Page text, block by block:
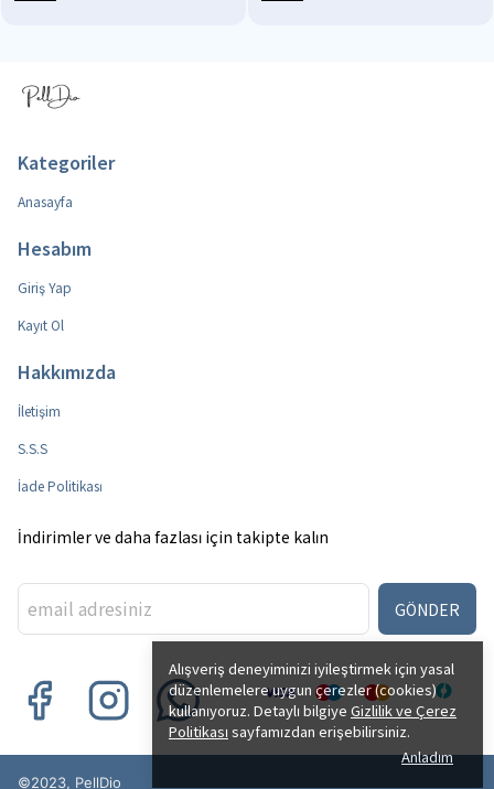
Alışveriş deneyiminizi iyileştirmek için yasal
düzenlemelere uygun çerezler (cookies)
kullanıyoruz. Detaylı bilgiye Gizlilik ve Çerez
Politikası sayfamızdan erişebilirsiniz.
Anladım
Kategoriler
Anasayfa
Hesabım
Giriş Yap
Kayıt Ol
Hakkımızda
İletişim
S.S.S
İade Politikası
İndirimler ve daha fazlası için takipte kalın
GÖNDER
©2023, PellDio